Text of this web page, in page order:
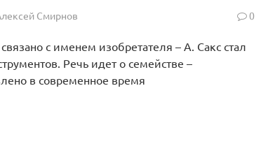
Смирнов 0
с именем изобретателя – А. Сакс стал
Речь идет о семействе –
в современное время